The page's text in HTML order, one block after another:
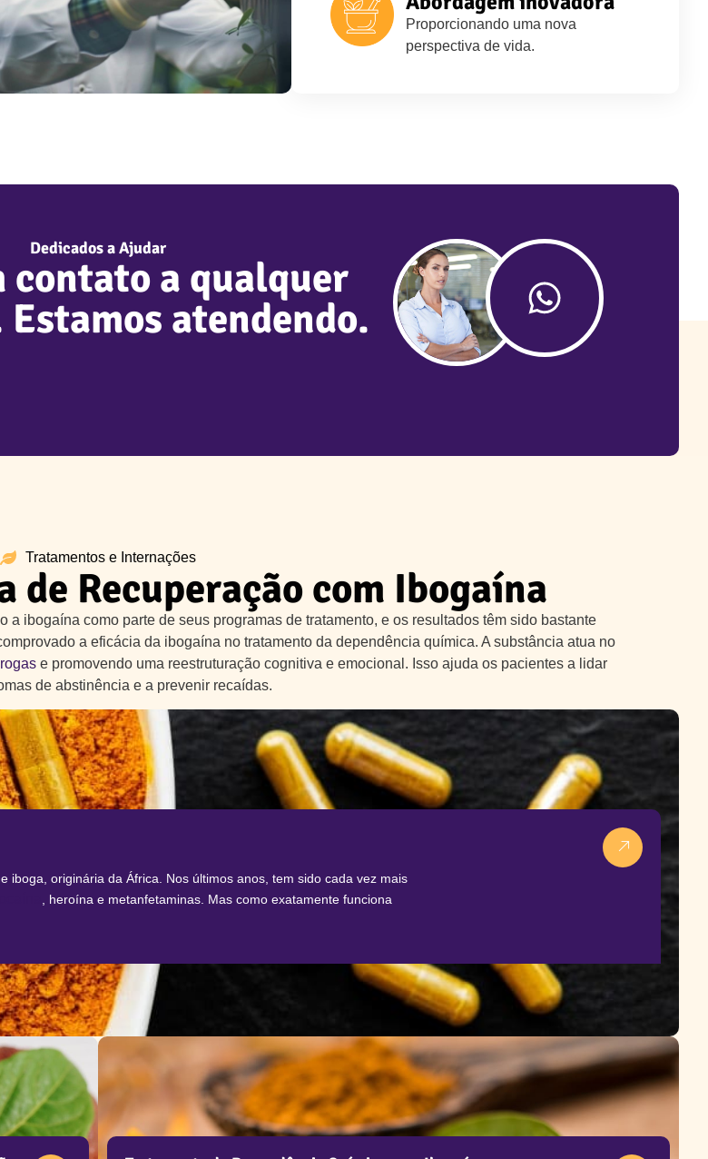
Proporcionando uma nova
perspectiva de vida.
Dedicados a Ajudar
contato a qualquer
atendendo.
Tratamentos e Internações
de Recuperação com Ibogaína
ibogaína como parte de seus programas de tratamento, e os resultados têm sido bastante
a eficácia da ibogaína no tratamento da dependência química. A substância atua no
e promovendo uma reestruturação cognitiva e emocional. Isso ajuda os pacientes a lidar
de abstinência e a prevenir recaídas.
originária da África. Nos últimos anos, tem sido cada vez mais
, heroína e metanfetaminas. Mas como exatamente funciona